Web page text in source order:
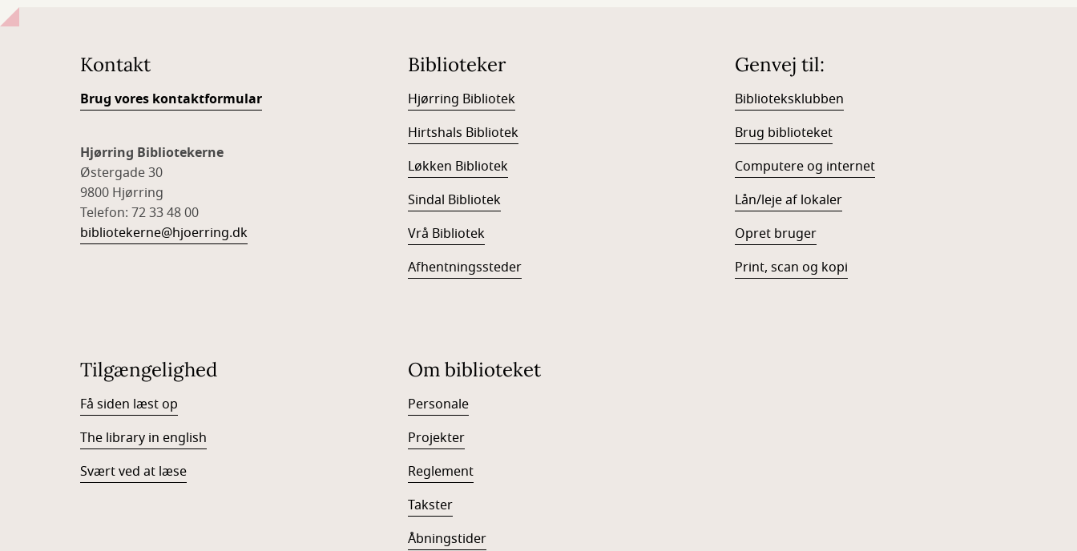
Kontakt
Brug vores kontaktformular
Hjørring Bibliotekerne
Østergade 30
9800 Hjørring
Telefon: 72 33 48 00
bibliotekerne@hjoerring.dk
Biblioteker
Hjørring Bibliotek
Hirtshals Bibliotek
Løkken Bibliotek
Sindal Bibliotek
Vrå Bibliotek
Afhentningssteder
Genvej til:
Biblioteksklubben
Brug biblioteket
Computere og internet
Lån/leje af lokaler
Opret bruger
Print, scan og kopi
Tilgængelighed
Få siden læst op
The library in english
Svært ved at læse
Om biblioteket
Personale
Projekter
Reglement
Takster
Åbningstider